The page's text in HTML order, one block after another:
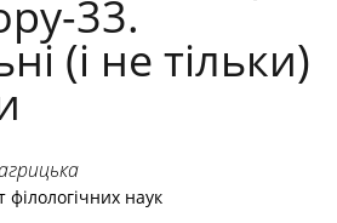
33.
(і не тільки)
філологічних наук